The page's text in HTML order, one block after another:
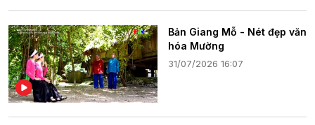
Bản Giang Mỗ - Nét đẹp văn
hóa Mường
31/07/2026 16:07